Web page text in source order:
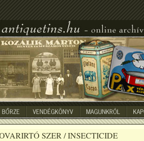
SZER / INSECTICIDE